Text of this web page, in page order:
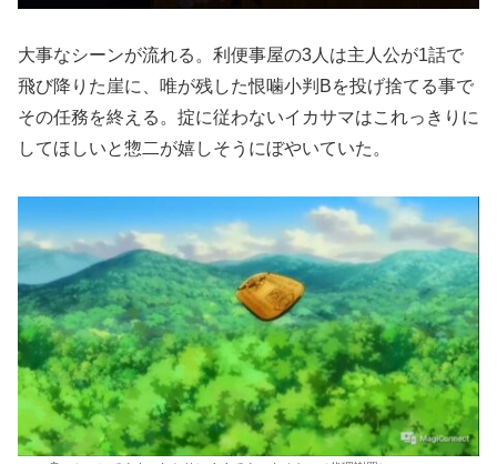
大事なシーンが流れる。利便事屋の3人は主人公が1話で
飛び降りた崖に、唯が残した恨噛小判Bを投げ捨てる事で
その任務を終える。掟に従わないイカサマはこれっきりに
してほしいと惣二が嬉しそうにぼやいていた。